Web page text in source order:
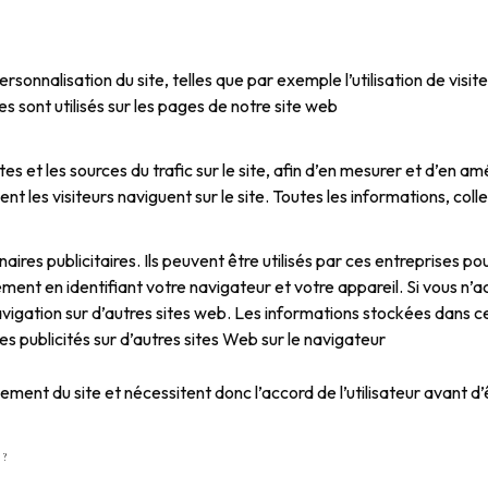
du site, telles que par exemple l’utilisation de
sont utilisés sur les pages de notre site web
et les sources du trafic sur le site, afin d’en mesurer et d’en
les visiteurs naviguent sur le site. Toutes les informations,
publicitaires. Ils peuvent être utilisés par ces entreprises
en identifiant votre navigateur et votre appareil. Si vous
sur d’autres sites web. Les informations stockées dans
publicités sur d’autres sites Web sur le navigateur
du site et nécessitent donc l’accord de l’utilisateur avant